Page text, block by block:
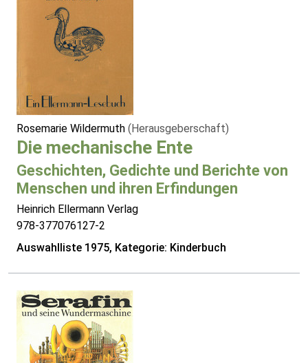
Rosemarie Wildermuth (Herausgeberschaft)
Die mechanische Ente
Geschichten, Gedichte und Berichte von
Menschen und ihren Erfindungen
Heinrich Ellermann Verlag
978-377076127-2
Auswahlliste 1975, Kategorie: Kinderbuch